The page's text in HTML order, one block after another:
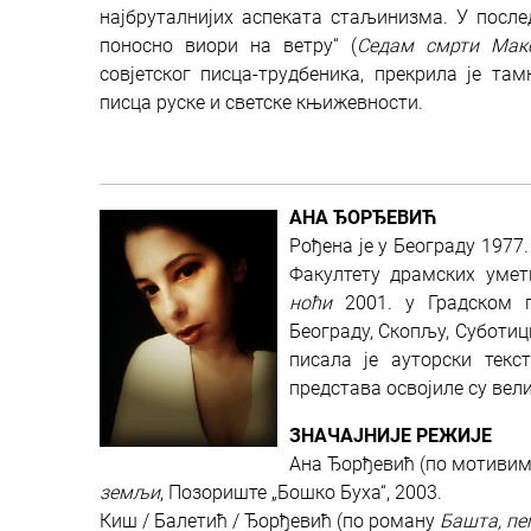
најбруталнијих аспеката стаљинизма. У
поносно виори на ветру“ (Седам смрти
совјетског писца-трудбеника, прекрила је
писца руске и светске књижевности.
АНА ЂОРЂЕВИЋ
Рођена је у Београду
Факултету драмских
ноћи2001. у Градском
Београду, Скопљу,
писала је ауторски
представа освојиле су
ЗНАЧАЈНИЈЕ РЕЖИЈЕ
Ана Ђорђевић (по
земљи, Позориште „Бошко Буха“, 2003.
Киш / Балетић / Ђорђевић (по роману Башта,